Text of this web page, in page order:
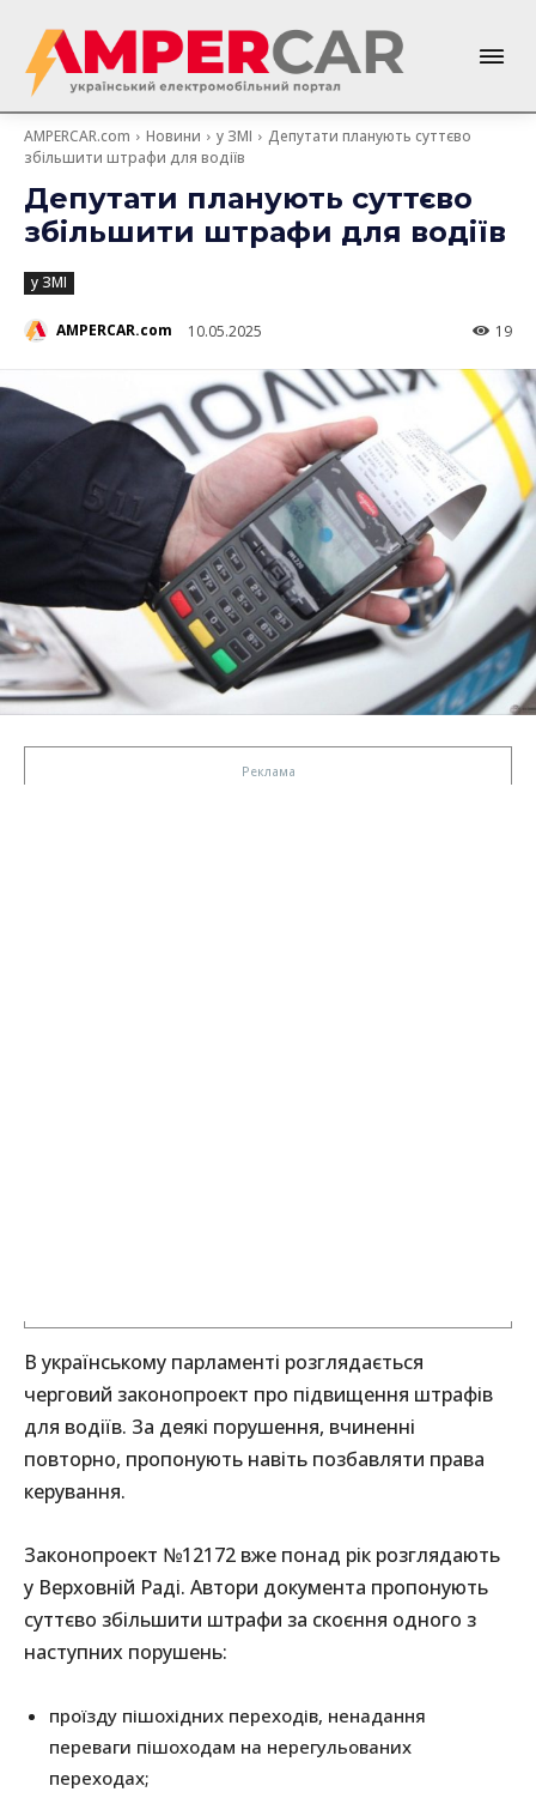
AMPERCAR.com Новини у ЗМІ
Депутати планують суттєво
збільшити штрафи для водіїв
Депутати планують суттєво
збільшити штрафи для водіїв
у ЗМІ
AMPERCAR.com 10.05.2025 19
В українському парламенті розглядається
черговий законопроект про підвищення штрафів
для водіїв. За деякі порушення, вчиненні
повторно, пропонують навіть позбавляти права
керування.
Законопроект №12172 вже понад рік розглядають
у Верховній Раді. Автори документа пропонують
суттєво збільшити штрафи за скоєння одного з
наступних порушень:
проїзду пішохідних переходів, ненадання
переваги пішоходам на нерегульованих
переходах;